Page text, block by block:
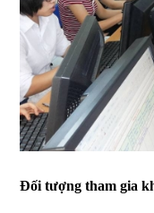
Đối tượng tham gia